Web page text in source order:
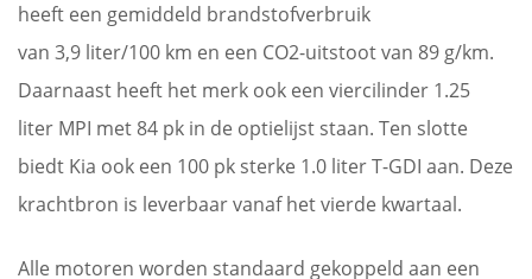
heeft een gemiddeld brandstofverbruik
van 3,9 liter/100 km en een CO2-uitstoot van 89 g/km.
Daarnaast heeft het merk ook een viercilinder 1.25
liter MPI met 84 pk in de optielijst staan. Ten slotte
biedt Kia ook een 100 pk sterke 1.0 liter T-GDI aan. Deze
krachtbron is leverbaar vanaf het vierde kwartaal.
Alle motoren worden standaard gekoppeld aan een